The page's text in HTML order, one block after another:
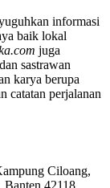
informasi
baik lokal
juga
sastrawan
karya berupa
catatan perjalanan
Ciloang,